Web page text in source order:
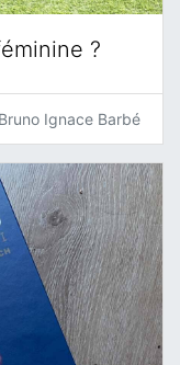
?
Bruno Ignace Barbé